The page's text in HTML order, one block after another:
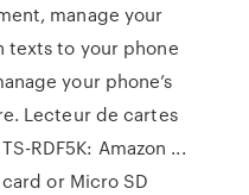
manage your
texts to your phone
your phone’s
Lecteur de cartes
RDF5K: Amazon ...
card or Micro SD